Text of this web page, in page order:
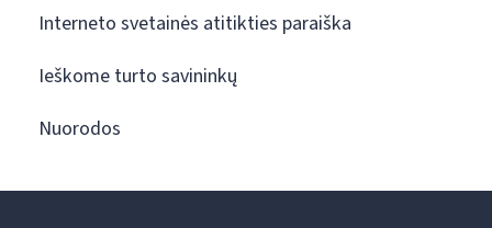
Interneto svetainės atitikties paraiška
Ieškome turto savininkų
Nuorodos